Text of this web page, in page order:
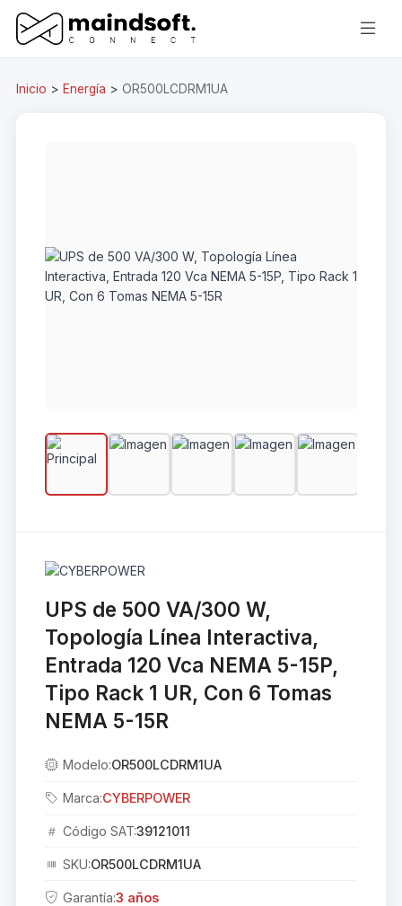
Inicio > Energía > OR500LCDRM1UA
UPS de 500 VA/300 W,
Topología Línea Interactiva,
Entrada 120 Vca NEMA 5-15P,
Tipo Rack 1 UR, Con 6 Tomas
NEMA 5-15R
Modelo:OR500LCDRM1UA
Marca:CYBERPOWER
Código SAT:39121011
SKU:OR500LCDRM1UA
Garantía:3 años